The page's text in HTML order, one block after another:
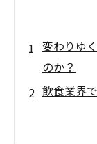
変わりゆ
のか？
飲食業界
成功事例